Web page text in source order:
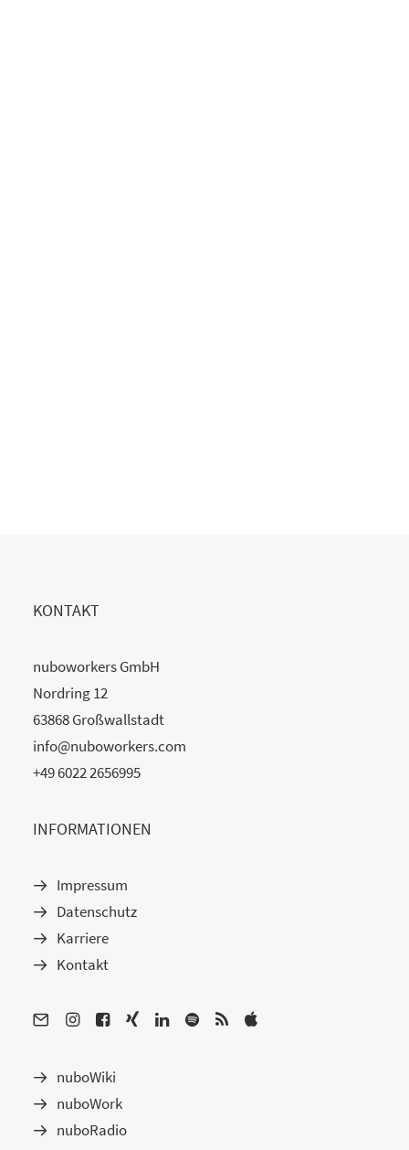
KONTAKT
nuboworkers GmbH
Nordring 12
63868 Großwallstadt
info@nuboworkers.com
+49 6022 2656995
INFORMATIONEN
Impressum
Datenschutz
Karriere
Kontakt
nuboWiki
nuboWork
nuboRadio